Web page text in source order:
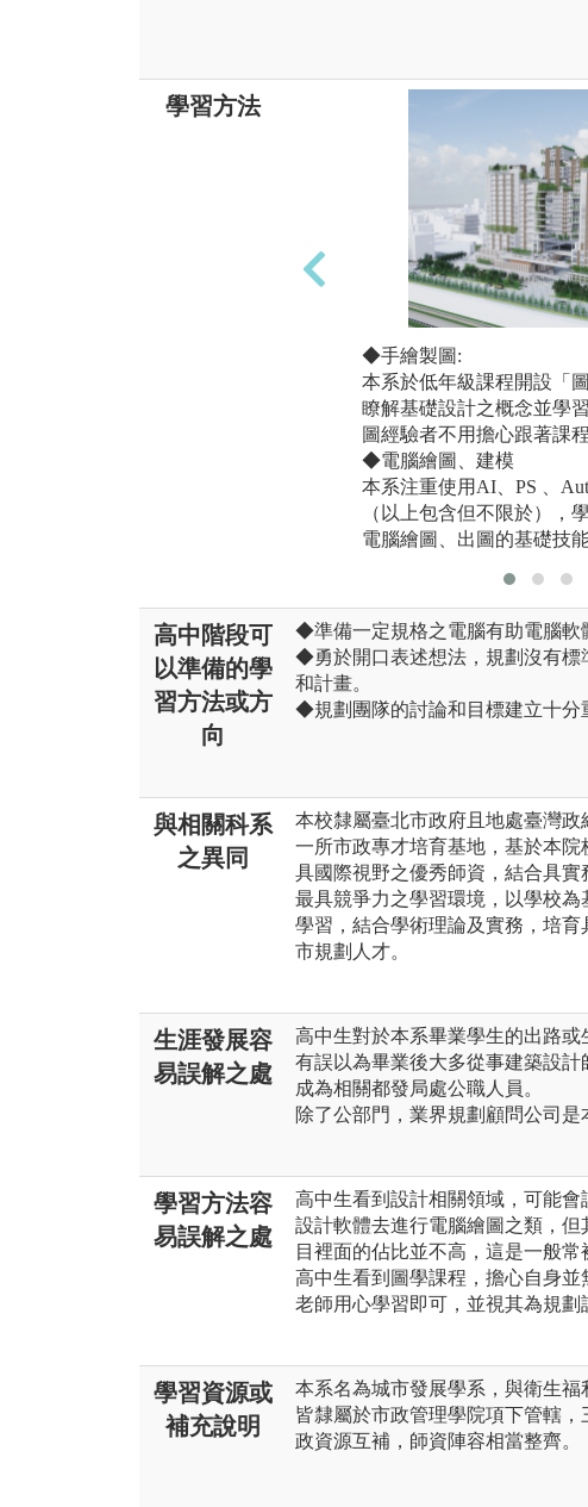
學習方法
◆手繪製圖:
本系於低年級課程開設「
瞭解基礎設計之概念並學
圖經驗者不用擔心跟著課程
◆電腦繪圖、建模
本系注重使用AI、PS 、
（以上包含但不限於），
電腦繪圖、出圖的基礎技
高中階段可
以準備的學
習方法或方
向
◆準備一定規格之電腦有助電腦軟
◆勇於開口表述想法，規劃沒有標
和計畫。
◆規劃團隊的討論和目標建立十分
與相關科系
之異同
本校隸屬臺北市政府且地處臺灣
一所市政專才培育基地，基於本
具國際視野之優秀師資，結合具
最具競爭力之學習環境，以學校
學習，結合學術理論及實務，培
市規劃人才。
生涯發展容
易誤解之處
高中生對於本系畢業學生的出路
有誤以為畢業後大多從事建築設
成為相關都發局處公職人員。
除了公部門，業界規劃顧問公司是
學習方法容
易誤解之處
高中生看到設計相關領域，可能
設計軟體去進行電腦繪圖之類，
目裡面的佔比並不高，這是一般常
高中生看到圖學課程，擔心自身
老師用心學習即可，並視其為規劃
學習資源或
補充說明
本系名為城市發展學系，與衛生
皆隸屬於市政管理學院項下管轄
政資源互補，師資陣容相當整齊。